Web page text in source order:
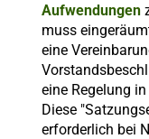
Aufwendungen
muss
eine
eine Regelung
Diese
erforderlich bei